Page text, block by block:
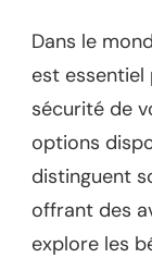
Dans le
est
sécurité de
options
distinguent
offrant des
explore les